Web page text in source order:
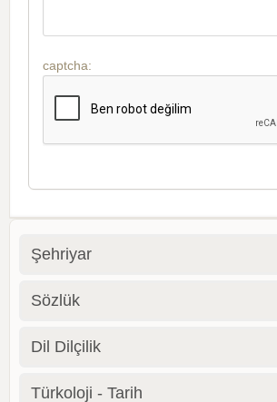
captcha:
Şehriyar
Sözlük
Dil Dilçilik
Türkoloji - Tarih